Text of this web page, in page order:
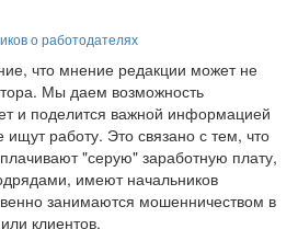
о работодателях
что мнение редакции может не
Мы даем возможность
и поделится важной информацией
ищут работу. Это связано с тем, что
"серую" заработную плату,
имеют начальников
занимаются мошенничеством в
клиентов.